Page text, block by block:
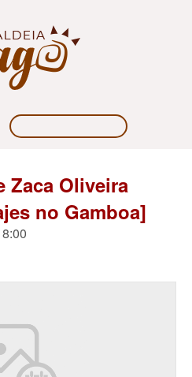
Zaca Oliveira
no Gamboa]